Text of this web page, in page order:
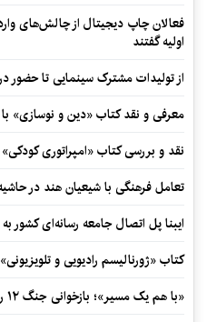
فعالان چاپ دیجیتال از چالش‌های
اولیه گفتند
از تولیدات مشترک سینمایی تا حضور
معرفی و نقد کتاب «دین و نوسازی»
نقد و بررسی کتاب «امپراتوری کودکی»
تعامل فرهنگی با شیعیان هند در
ایبنا پل اتصال جامعه رسانه‌ای کشور
کتاب «ژورنالیسم رادیویی و تلویزیونی»
«با هم یک مسیر»؛ بازخوانی جنگ ۱۲ روزه در قاب یک رمان کوتاه